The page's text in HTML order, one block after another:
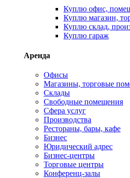
Куплю офис,
Куплю магазин,
Куплю склад,
Куплю гараж
Аренда
Офисы
Магазины, торговые
Склады
Свободные помещения
Сфера услуг
Производства
Рестораны, бары, кафе
Бизнес
Юридический адрес
Бизнес-центры
Торговые центры
Конференц-залы